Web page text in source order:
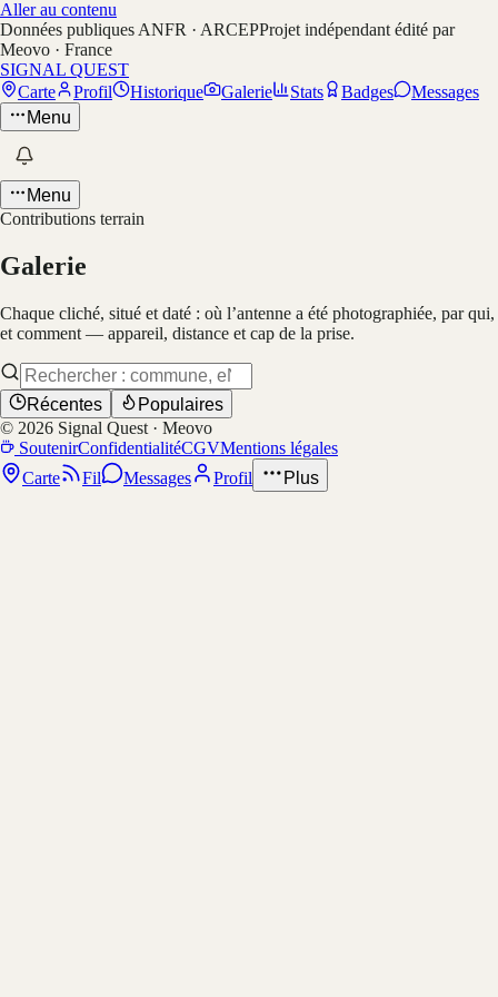
Aller au contenu
Données publiques ANFR · ARCEPProjet indépendant édité par
Meovo · France
SIGNAL QUEST
Carte
Profil Historique Galerie Stats Badges
Messages
Menu
Menu
Contributions terrain
Galerie
Chaque cliché, situé et daté : où l’antenne a été photographiée, par qui,
et comment — appareil, distance et cap de la prise.
Récentes
Populaires
© 2026 Signal Quest · Meovo
SoutenirConfidentialitéCGVMentions légales
Carte
Fil Messages Profil Plus